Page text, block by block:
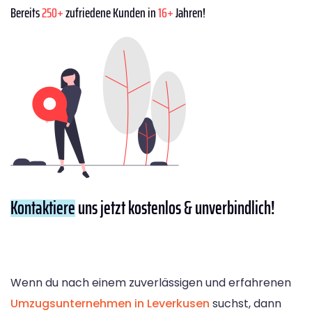
Bereits250+zufriedene Kunden in16+Jahren!
Kontaktiereuns jetzt kostenlos & unverbindlich!
Wenn du nach einem zuverlässigen und erfahrenen
Umzugsunternehmen in Leverkusen suchst, dann